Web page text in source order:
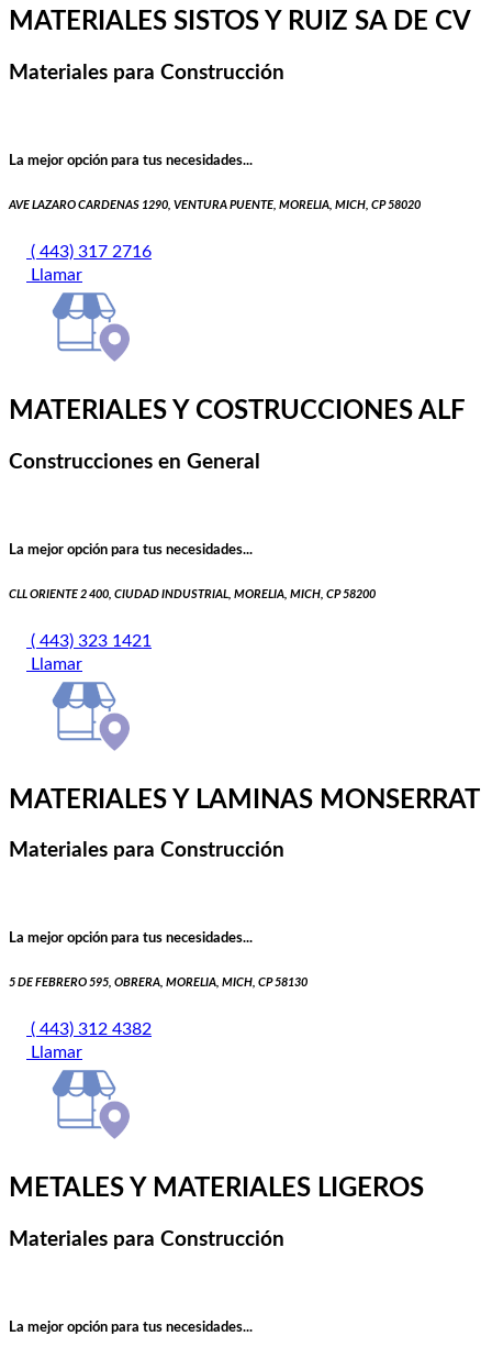
MATERIALES SISTOS Y RUIZ SA DE CV
Materiales para Construcción
La mejor opción para tus necesidades...
AVE LAZARO CARDENAS 1290, VENTURA PUENTE, MORELIA, MICH, CP 58020
( 443) 317 2716
Llamar
MATERIALES Y COSTRUCCIONES ALF
Construcciones en General
La mejor opción para tus necesidades...
CLL ORIENTE 2 400, CIUDAD INDUSTRIAL, MORELIA, MICH, CP 58200
( 443) 323 1421
Llamar
MATERIALES Y LAMINAS MONSERRAT
Materiales para Construcción
La mejor opción para tus necesidades...
5 DE FEBRERO 595, OBRERA, MORELIA, MICH, CP 58130
( 443) 312 4382
Llamar
METALES Y MATERIALES LIGEROS
Materiales para Construcción
La mejor opción para tus necesidades...